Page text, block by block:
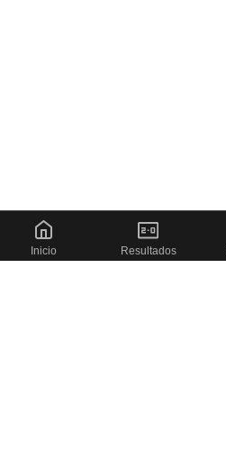
Inicio Resultados